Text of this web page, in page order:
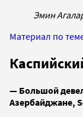
Эмин
Материал по
— Большой
Азербайджане,